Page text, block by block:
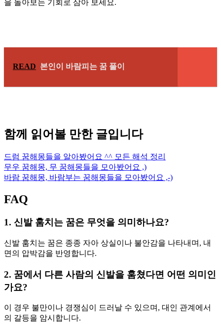
을 돌아보는 기회로 삼아 보세요.
READ 본인이 바람피는 꿈 풀이
함께 읽어볼 만한 글입니다
드럼 꿈해몽들을 알아봤어요 ^^ 모든 해석 정리
무우 꿈해몽, 무 꿈해몽들을 모아봤어요 ,)
바람 꿈해몽, 바람부는 꿈해몽들을 모아봤어요 ,-)
FAQ
1. 신발 훔치는 꿈은 무엇을 의미하나요?
신발 훔치는 꿈은 종종 자아 상실이나 불안감을 나타내며, 내
면의 압박감을 반영합니다.
2. 꿈에서 다른 사람의 신발을 훔쳤다면 어떤 의미인
가요?
이 경우 불만이나 경쟁심이 드러날 수 있으며, 대인 관계에서
의 갈등을 암시합니다.